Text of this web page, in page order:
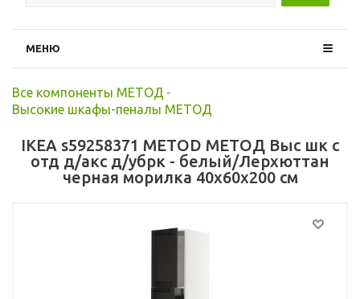
МЕНЮ
Все компоненты МЕТОД -
Высокие шкафы-пеналы МЕТОД
IKEA s59258371 METOD МЕТОД Выс шк с
отд д/акс д/убрк - белый/Лерхюттан
черная морилка 40x60x200 см